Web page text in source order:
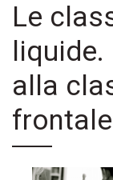
Le
alla
frontale